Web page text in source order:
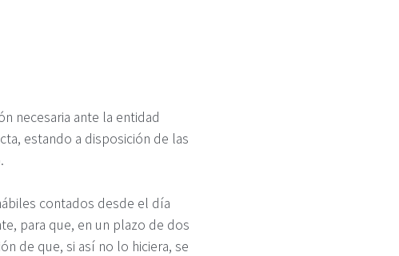
necesaria ante la entidad
estando a disposición de las
contados desde el día
para que, en un plazo de dos
de que, si así no lo hiciera, se